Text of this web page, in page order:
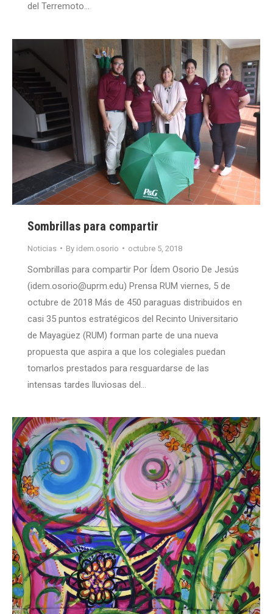
del Terremoto…
Sombrillas para compartir
Noticias By idem.osorio octubre 5, 2018
Sombrillas para compartir Por Ídem Osorio De Jesús
(idem.osorio@uprm.edu) Prensa RUM viernes, 5 de
octubre de 2018 Más de 450 paraguas distribuidos en
casi 35 puntos estratégicos del Recinto Universitario
de Mayagüez (RUM) forman parte de una nueva
propuesta que aspira a que los colegiales puedan
tomarlos prestados para resguardarse de las
intensas tardes lluviosas del…